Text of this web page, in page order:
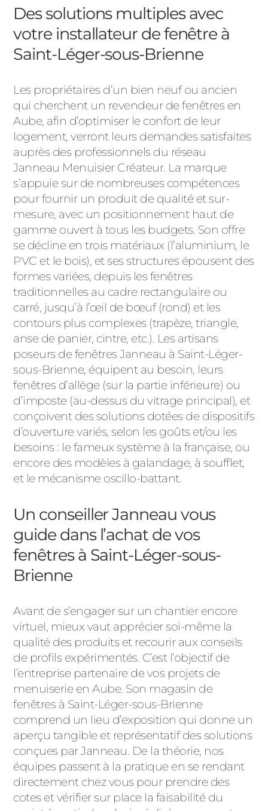
Des solutions multiples avec
votre installateur de fenêtre à
Saint-Léger-sous-Brienne
Les propriétaires d’un bien neuf ou ancien
qui cherchent un revendeur de fenêtres en
Aube, afin d’optimiser le confort de leur
logement, verront leurs demandes satisfaites
auprès des professionnels du réseau
Janneau Menuisier Créateur. La marque
s’appuie sur de nombreuses compétences
pour fournir un produit de qualité et sur-
mesure, avec un positionnement haut de
gamme ouvert à tous les budgets. Son offre
se décline en trois matériaux (l’aluminium, le
PVC et le bois), et ses structures épousent des
formes variées, depuis les fenêtres
traditionnelles au cadre rectangulaire ou
carré, jusqu’à l’œil de bœuf (rond) et les
contours plus complexes (trapèze, triangle,
anse de panier, cintre, etc.). Les artisans
poseurs de fenêtres Janneau à Saint-Léger-
sous-Brienne, équipent au besoin, leurs
fenêtres d’allège (sur la partie inférieure) ou
d’imposte (au-dessus du vitrage principal), et
conçoivent des solutions dotées de dispositifs
d’ouverture variés, selon les goûts et/ou les
besoins : le fameux système à la française, ou
encore des modèles à galandage, à soufflet,
et le mécanisme oscillo-battant.
Un conseiller Janneau vous
guide dans l’achat de vos
fenêtres à Saint-Léger-sous-
Brienne
Avant de s’engager sur un chantier encore
virtuel, mieux vaut apprécier soi-même la
qualité des produits et recourir aux conseils
de profils expérimentés. C’est l’objectif de
l’entreprise partenaire de vos projets de
menuiserie en Aube. Son magasin de
fenêtres à Saint-Léger-sous-Brienne
comprend un lieu d’exposition qui donne un
aperçu tangible et représentatif des solutions
conçues par Janneau. De la théorie, nos
équipes passent à la pratique en se rendant
directement chez vous pour prendre des
cotes et vérifier sur place la faisabilité du